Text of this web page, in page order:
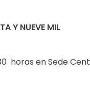
Y NUEVE MIL
horas en Sede